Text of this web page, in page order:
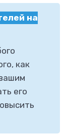
на
как
его